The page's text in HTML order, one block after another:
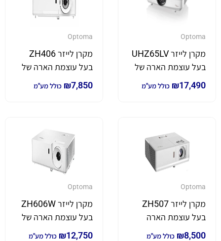
Optoma
מקרן לייזר UHZ65LV
בעל עוצמת הארה של
5,000 לומן *4K* ₪17,490 כולל מע"מ
Optoma
מקרן לייזר ZH406
בעל עוצמת הארה של
4,500 לומן₪7,850 כולל מע"מ
Optoma
מקרן לייזר ZH507
בעל עוצמת הארה
גבוהה במיוחד
₪8,500 כולל מע"מ
Optoma
מקרן לייזר ZH606W
בעל עוצמת הארה של
6,000 לומן ₪12,750 כולל מע"מ